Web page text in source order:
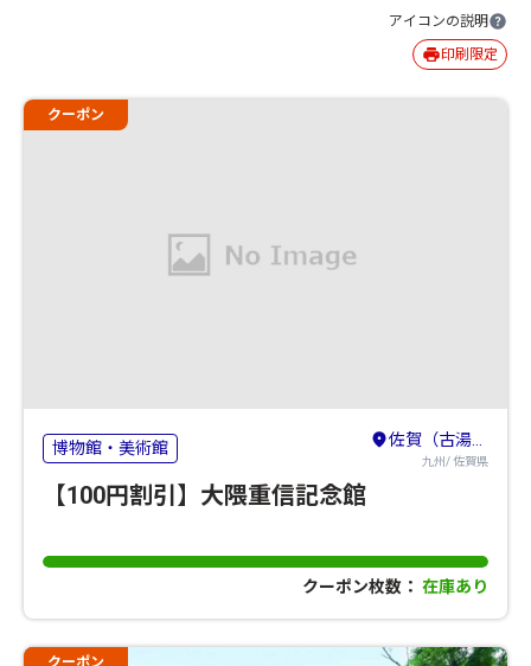
アイコンの説明
印刷限定
クーポン
博物館・美術館 佐賀（古湯・熊の川）・鳥栖・吉野ヶ里
九州/ 佐賀県
【100円割引】大隈重信記念館
クーポン枚数： 在庫あり
クーポン